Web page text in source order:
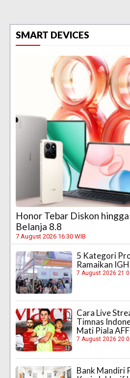
SMART DEVICES
Honor Tebar Diskon
Belanja 8.8
7 August 2026 16:30 WIB
5 Kategori
Ramaikan
7 August 2026
Cara Live
Timnas
Mati Piala
7 August 2026
Bank Mandiri